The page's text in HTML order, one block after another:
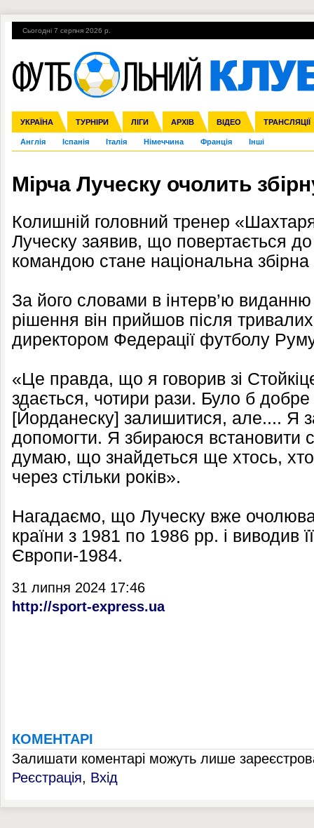
Сьогодні 7 серпня 2026 р.
УКРАЇНА ТУРНІРИ ЛІГИ АРХІВ ВІДЕО ТРАНСЛЯЦІЇ
Збірна Прем'єр-ліга Перша ліга Друга ліга Кубок України
Ліга чемпіонів Ліга Європи Міжнародні Ліга націй Ліга
Англія Іспанія Італія Німеччина Франція Інші
ЧС-2014 ЄВРО-2016 Росія Кубок конфедерацій ЧЄ-2015 (U-
Гарячі теми УПЛ, 1-й тур ВІЙНА УПЛ-ПЕРЕХОДИ
Мірча Луческу очолить
Колишній головний тренер
Луческу заявив, що повертається
командою стане національна збірна
За його словами в інтерв’ю
рішення він прийшов після тривалих
директором Федерації футболу
«Це правда, що я говорив зі
здається, чотири рази. Було б
[Йорданеску] залишитися, але.... Я
допомогти. Я збираюся встановити
думаю, що знайдеться ще хтось, хто
через стільки років».
Нагадаємо, що Луческу вже
країни з 1981 по 1986 рр. і виводив
Європи-1984.
31 липня 2024 17:46
http://sport-express.ua
КОМЕНТАРІ
Залишати коментарі можуть лише
Реєстрація, Вхід